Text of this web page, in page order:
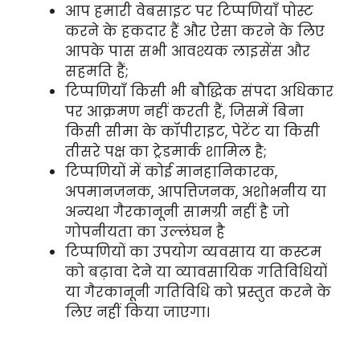
आप हमारी वेबसाइट पर टिप्पणियाँ पोस्ट
करने के हकदार हैं और ऐसा करने के लिए
आपके पास सभी आवश्यक लाइसेंस और
सहमति हैं;
टिप्पणियाँ किसी भी बौद्धिक संपदा अधिकार
पर आक्रमण नहीं करती हैं, जिसमें बिना
किसी सीमा के कॉपीराइट, पेटेंट या किसी
तीसरे पक्ष का ट्रेडमार्क शामिल है;
टिप्पणियों में कोई मानहानिकारक,
अपमानजनक, आपत्तिजनक, अशोभनीय या
अन्यथा गैरकानूनी सामग्री नहीं है जो
गोपनीयता का उल्लंघन है
टिप्पणियों का उपयोग व्यवसाय या कस्टम
को बढ़ावा देने या व्यावसायिक गतिविधियों
या गैरकानूनी गतिविधि को प्रस्तुत करने के
लिए नहीं किया जाएगा।